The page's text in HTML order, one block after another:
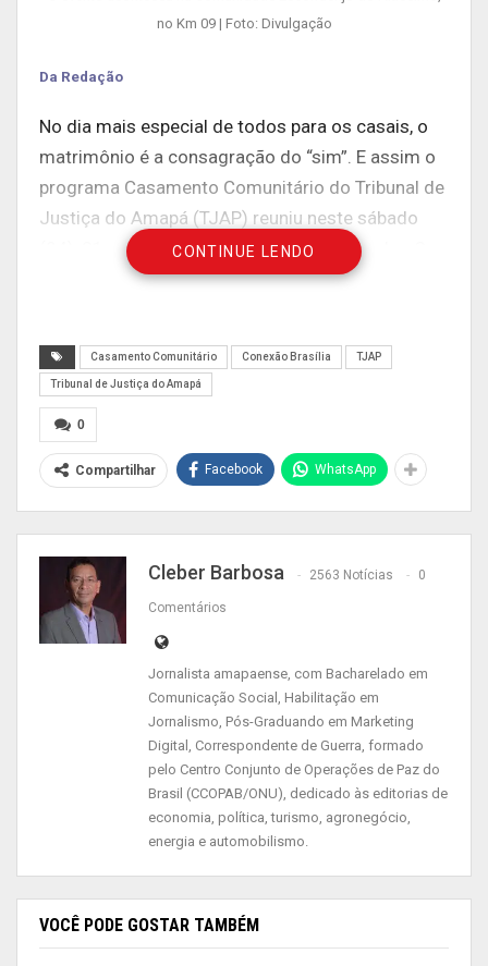
no Km 09 | Foto: Divulgação
Da Redação
No dia mais especial de todos para os casais, o
matrimônio é a consagração do “sim”. E assim o
programa Casamento Comunitário do Tribunal de
Justiça do Amapá (TJAP) reuniu neste sábado
(04), 21 nubentes que realizaram este sonho. O
evento aconteceu na Comunidade Esconderijo do
apoio do Cartório Vales, Assembleia Legislativa
do Amapá e Prefeitura de Macapá.(ACESSE AQUI
A GALERIA DE FOTOS)
O programa Casamento Comunitário tem o
objetivo de regularizar juridicamente a união civil
de casais que não tiveram condições e
oportunidades de oficializar o matrimônio,
promovendo a inclusão social dos interessados.
CONTINUE LENDO
Casamento Comunitário Conexão Brasília TJAP
Tribunal de Justiça do Amapá
0
Compartilhar Facebook WhatsApp
Cleber Barbosa 2563 Notícias 0
Comentários
Jornalista amapaense, com Bacharelado em
Comunicação Social, Habilitação em
Jornalismo, Pós-Graduando em Marketing
Digital, Correspondente de Guerra, formado
pelo Centro Conjunto de Operações de Paz do
Brasil (CCOPAB/ONU), dedicado às editorias de
economia, política, turismo, agronegócio,
energia e automobilismo.
VOCÊ PODE GOSTAR TAMBÉM